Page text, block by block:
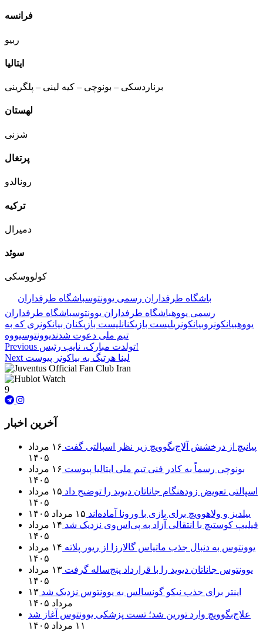
فرانسه
ربیو
ایتالیا
برناردسکی – بونوچی – کیه لینی – پلگرینی
لهستان
شزنی
پرتغال
رونالدو
ترکیه
دمیرال
سوئد
کولووسکی
باشگاه طرفداران رسمی یوونتوسباشگاه طرفداران
رسمی یووهباشگاه طرفداران یوونتوسباشگاه طرفداران
یووهبیانکونروبیانکونریلیست بازیکنانلیست بازیکنان بیانکونری که به
تیم ملی دعوت شدندیوونتوسیووه
Previous
تولدت مبارک، نایب رئیس!
Next لینا هرتیگ به بیاکونر پیوست
9
آخرین اخبار
پیانیچ از درخشش آلاج‌بگوویچ زیر نظر اسپالتی گفت
۱۶ مرداد
۱۴۰۵
بونوچی رسماً به کادر فنی تیم ملی ایتالیا پیوست
۱۶ مرداد
۱۴۰۵
اسپالتی تعویض زودهنگام جاناتان دیوید را توضیح داد
۱۵ مرداد
۱۴۰۵
ییلدیز و ولاهوویچ برای بازی با ورونا آماده‌اند ۱۵ مرداد ۱۴۰۵
فیلیپ کوستیچ با انتقالی آزاد به پی‌اس‌وی نزدیک شد
۱۴ مرداد
۱۴۰۵
یوونتوس به دنبال جذب ماتیاس گالارزا از ریور پلاته
۱۴ مرداد
۱۴۰۵
یوونتوس جاناتان دیوید را با قرارداد پنج‌ساله گرفت
۱۳ مرداد
۱۴۰۵
اینتر برای جذب نیکو گونسالس به یوونتوس نزدیک شد ۱۳
مرداد ۱۴۰۵
علاج‌بگوویچ وارد تورین شد؛ تست پزشکی یوونتوس آغاز شد
۱۱ مرداد ۱۴۰۵